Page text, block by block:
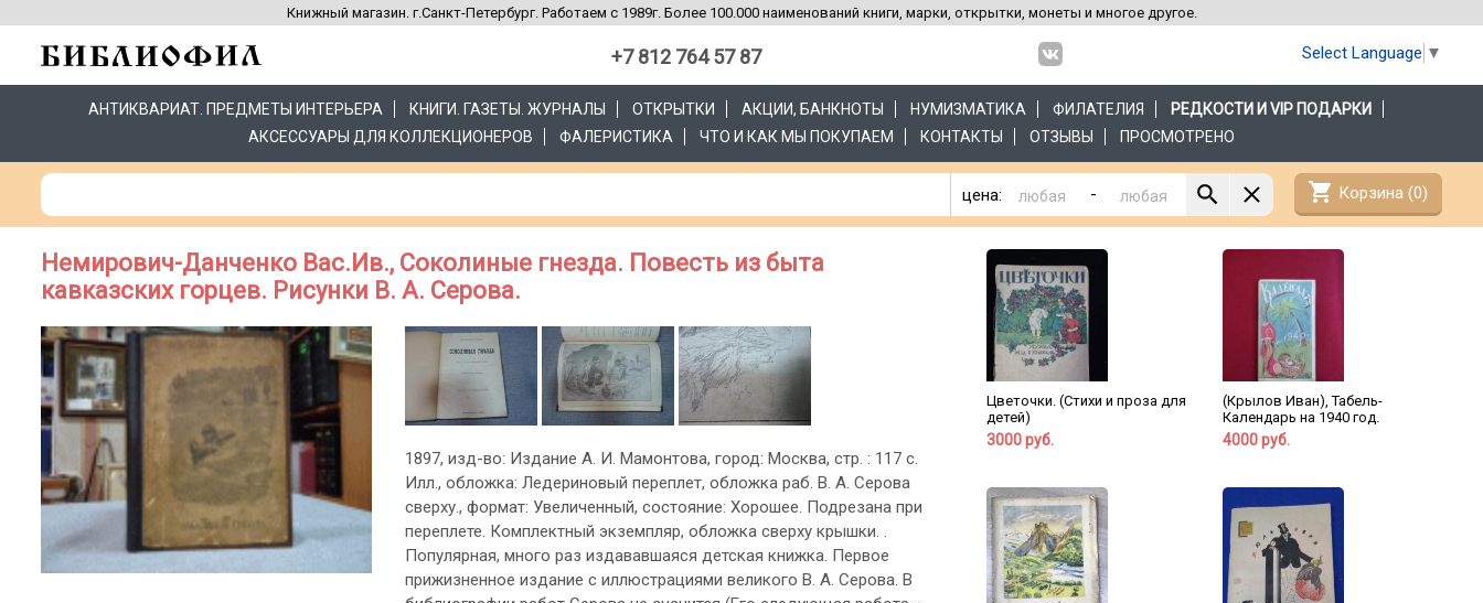
Книжный магазин. г.Санкт-Петербург. Работаем с 1989г. Более 100.000 наименований книги, марки, открытки, монеты и многое другое.
+7 812 764 57 87 Select Language ▼
АНТИКВАРИАТ. ПРЕДМЕТЫ ИНТЕРЬЕРА КНИГИ. ГАЗЕТЫ. ЖУРНАЛЫ ОТКРЫТКИ АКЦИИ, БАНКНОТЫ НУМИЗМАТИКА ФИЛАТЕЛИЯ
РЕДКОСТИ И VIP ПОДАРКИ
АКСЕССУАРЫ ДЛЯ КОЛЛЕКЦИОНЕРОВ
ФАЛЕРИСТИКА ЧТО И КАК МЫ ПОКУПАЕМ КОНТАКТЫ ОТЗЫВЫ ПРОСМОТРЕНО
цена: - shopping_cart Корзина (0)
Немирович-Данченко Вас.Ив., Соколиные гнезда. Повесть из быта
кавказских горцев. Рисунки В. А. Серова.
1897, изд-во: Издание А. И. Мамонтова, город: Москва, стр. : 117 с.
Илл., обложка: Ледериновый переплет, обложка раб. В. А. Серова
сверху., формат: Увеличенный, состояние: Хорошее. Подрезана при
переплете. Комплектный экземпляр, обложка сверху крышки. .
Популярная, много раз издававшаяся детская книжка. Первое
прижизненное издание с иллюстрациями великого В. А. Серова. В
Цветочки. (Стихи и проза для
детей)
3000 руб.
(Крылов Иван), Табель-
Календарь на 1940 год.
4000 руб.